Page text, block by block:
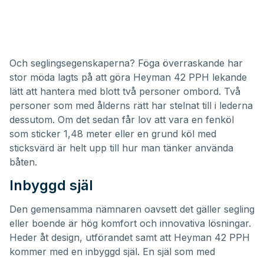
Och seglingsegenskaperna? Föga överraskande har
stor möda lagts på att göra Heyman 42 PPH lekande
lätt att hantera med blott två personer ombord. Två
personer som med ålderns rätt har stelnat till i lederna
dessutom. Om det sedan får lov att vara en fenköl
som sticker 1,48 meter eller en grund köl med
sticksvärd är helt upp till hur man tänker använda
båten.
Inbyggd själ
Den gemensamma nämnaren oavsett det gäller segling
eller boende är hög komfort och innovativa lösningar.
Heder åt design, utförandet samt att Heyman 42 PPH
kommer med en inbyggd själ. En själ som med